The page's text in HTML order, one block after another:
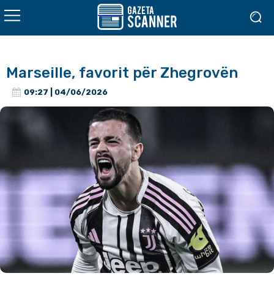
Marseille, favorit për Zhegrovën
09:27 | 04/06/2026